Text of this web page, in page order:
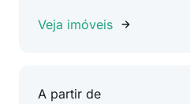
Veja imóveis
A partir de